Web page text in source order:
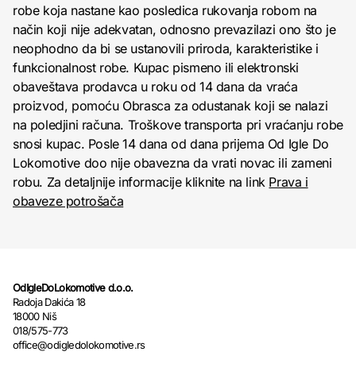
robe koja nastane kao posledica rukovanja robom na
način koji nije adekvatan, odnosno prevazilazi ono što je
neophodno da bi se ustanovili priroda, karakteristike i
funkcionalnost robe. Kupac pismeno ili elektronski
obaveštava prodavca u roku od 14 dana da vraća
proizvod, pomoću Obrasca za odustanak koji se nalazi
na poledjini računa. Troškove transporta pri vraćanju robe
snosi kupac. Posle 14 dana od dana prijema Od Igle Do
Lokomotive doo nije obavezna da vrati novac ili zameni
robu. Za detaljnije informacije kliknite na link Prava i
obaveze potrošača
OdIgleDoLokomotive d.o.o.
Radoja Dakića 18
18000 Niš
018/575-773
office@odigledolokomotive.rs